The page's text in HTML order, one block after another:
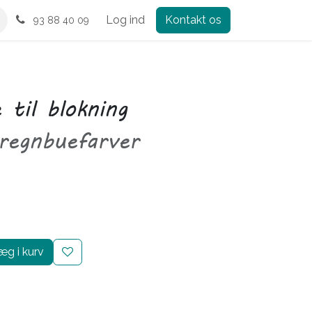
93 88 40 09 Log ind Kontakt os
til blokning
i kurv